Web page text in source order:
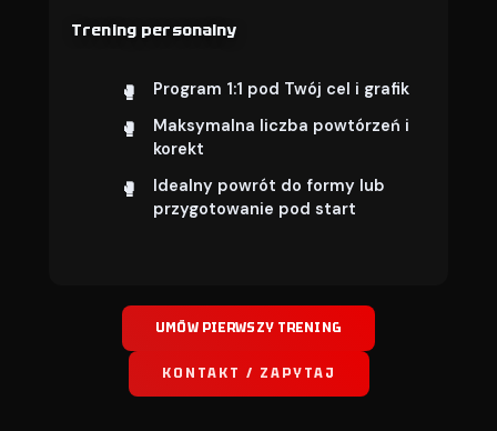
Trening personalny
Program 1:1 pod Twój cel i grafik
Maksymalna liczba powtórzeń i
korekt
Idealny powrót do formy lub
przygotowanie pod start
UMÓW PIERWSZY TRENING
KONTAKT / ZAPYTAJ